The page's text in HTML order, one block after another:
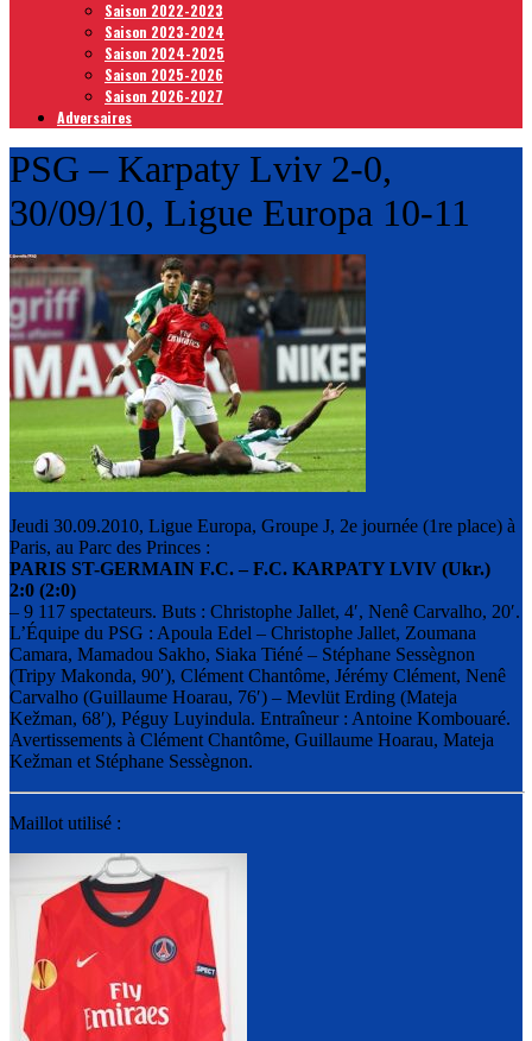
Saison 2022-2023
Saison 2023-2024
Saison 2024-2025
Saison 2025-2026
Saison 2026-2027
Adversaires
PSG – Karpaty Lviv 2-0,
30/09/10, Ligue Europa 10-11
Jeudi 30.09.2010, Ligue Europa, Groupe J, 2e journée (1re place) à
Paris, au Parc des Princes :
PARIS ST-GERMAIN F.C. – F.C. KARPATY LVIV (Ukr.)
2:0 (2:0)
– 9 117 spectateurs. Buts : Christophe Jallet, 4′, Nenê Carvalho, 20′.
L’Équipe du PSG : Apoula Edel – Christophe Jallet, Zoumana
Camara, Mamadou Sakho, Siaka Tiéné – Stéphane Sessègnon
(Tripy Makonda, 90′), Clément Chantôme, Jérémy Clément, Nenê
Carvalho (Guillaume Hoarau, 76′) – Mevlüt Erding (Mateja
Kežman, 68′), Péguy Luyindula. Entraîneur : Antoine Kombouaré.
Avertissements à Clément Chantôme, Guillaume Hoarau, Mateja
Kežman et Stéphane Sessègnon.
Maillot utilisé :